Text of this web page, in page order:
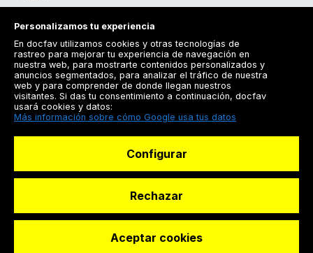
Registrarse
Docfav
© Dashboard Technologies S.L
Personalizamos tu experiencia
En docfav utilizamos cookies y otras tecnologías de
rastreo para mejorar tu experiencia de navegación en
nuestra web, para mostrarte contenidos personalizados y
anuncios segmentados, para analizar el tráfico de nuestra
web y para comprender de donde llegan nuestros
visitantes. Si das tu consentimiento a continuación, docfav
usará cookies y datos:
Más información sobre cómo Google usa tus datos
Configurar
Rechazar
Aceptar cookies